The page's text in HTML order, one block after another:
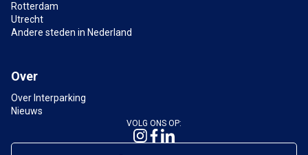
Rotterdam
Utrecht
Andere steden in Nederland
Over
Over Interparking
Nieuws
VOLG ONS OP: